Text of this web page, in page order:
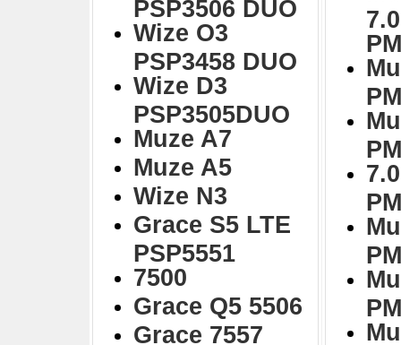
PSP3506 DUO
Wize O3
PSP3458 DUO
Wize D3
PSP3505DUO
Muze A7
Muze A5
Wize N3
Grace S5 LTE
PSP5551
7500
Grace Q5 5506
Grace 7557